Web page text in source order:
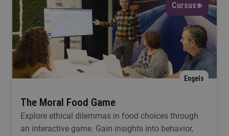
Cursus
Engels
The Moral Food Game
Explore ethical dilemmas in food choices through
an interactive game. Gain insights into behavior,